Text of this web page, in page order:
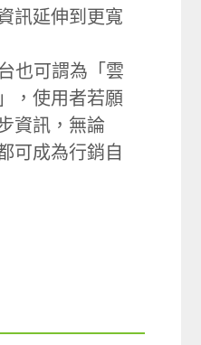
訊延伸到更寬
也可謂為「雲
，使用者若願
資訊，無論
可成為行銷自